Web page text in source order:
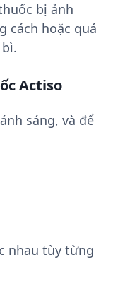
bị ảnh
cách hoặc quá
Actiso
sáng, và để
nhau tùy từng